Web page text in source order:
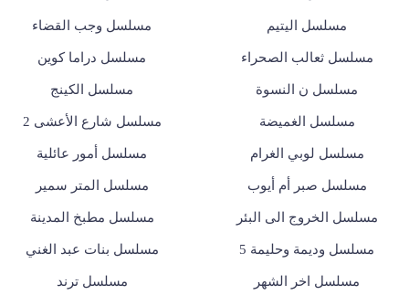
مسلسل اليتيم مسلسل وجب القضاء
مسلسل ثعالب الصحراء مسلسل دراما كوين
مسلسل ن النسوة مسلسل الكينج
مسلسل الغميضة مسلسل شارع الأعشى 2
مسلسل لوبي الغرام مسلسل أمور عائلية
مسلسل صبر أم أيوب مسلسل المتر سمير
مسلسل الخروج الى البئر مسلسل مطبخ المدينة
مسلسل وديمة وحليمة 5 مسلسل بنات عبد الغني
مسلسل اخر الشهر مسلسل ترند